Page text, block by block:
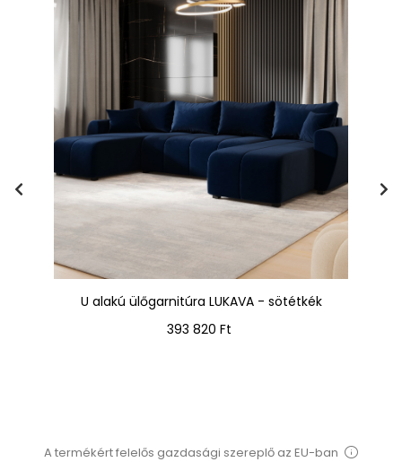
U alakú ülőgarnitúra LUKAVA - sötétkék
Ár
393 820 Ft
A termékért felelős gazdasági szereplő az EU-ban